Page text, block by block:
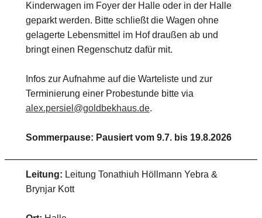
Kinderwagen im Foyer der Halle oder in der Halle
geparkt werden. Bitte schließt die Wagen ohne
gelagerte Lebensmittel im Hof draußen ab und
bringt einen Regenschutz dafür mit.
Infos zur Aufnahme auf die Warteliste und zur
Terminierung einer Probestunde bitte via
alex.persiel@goldbekhaus.de.
Sommerpause: Pausiert vom 9.7. bis 19.8.2026
Leitung: Leitung Tonathiuh Höllmann Yebra &
Brynjar Kott